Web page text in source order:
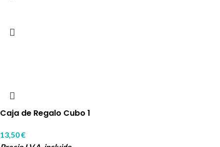
Caja de Regalo Cubo 1
13,50€